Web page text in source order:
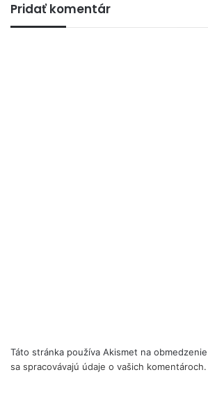
Pridať komentár
Táto stránka používa Akismet na
sa spracovávajú údaje o vašich komentároch.